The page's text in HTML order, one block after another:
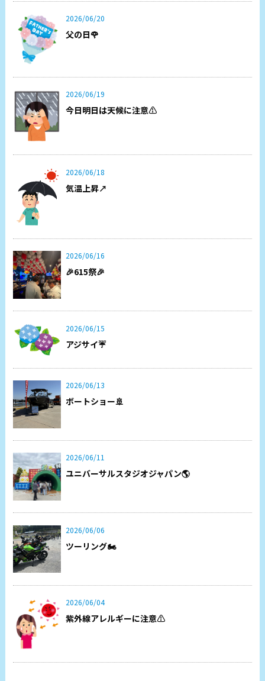
2026/06/20
父の日🌹
2026/06/19
今日明日は天候に注意⚠️
2026/06/18
気温上昇↗️
2026/06/16
🎉615祭🎉
2026/06/15
アジサイ☔
2026/06/13
ボートショー🚢
2026/06/11
ユニバーサルスタジオジャパン🌎
2026/06/06
ツーリング🏍
2026/06/04
紫外線アレルギーに注意⚠️